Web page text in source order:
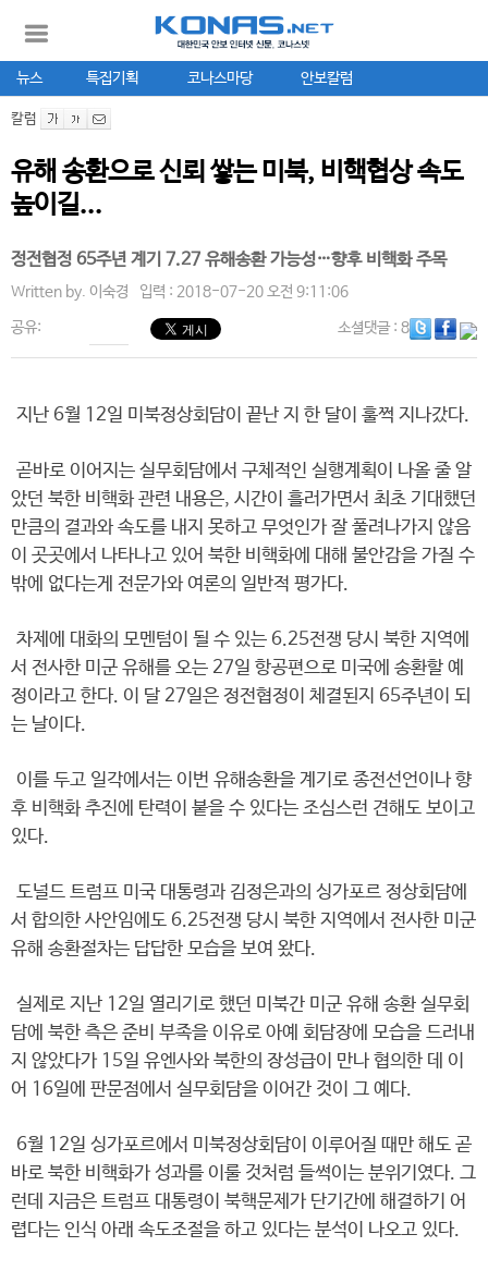
뉴스 특집기획 코나스마당 안보칼럼
칼럼
유해 송환으로 신뢰 쌓는 미북, 비핵협상 속도
높이길...
정전협정 65주년 계기 7.27 유해송환 가능성…향후 비핵화 주목
Written by. 이숙경 입력 : 2018-07-20 오전 9:11:06
공유: 소셜댓글: 8
지난 6월 12일 미북정상회담이 끝난 지 한 달이 훌쩍 지나갔다.
곧바로 이어지는 실무회담에서 구체적인 실행계획이 나올 줄 알
았던 북한 비핵화 관련 내용은, 시간이 흘러가면서 최초 기대했던
만큼의 결과와 속도를 내지 못하고 무엇인가 잘 풀려나가지 않음
이 곳곳에서 나타나고 있어 북한 비핵화에 대해 불안감을 가질 수
밖에 없다는게 전문가와 여론의 일반적 평가다.
차제에 대화의 모멘텀이 될 수 있는 6.25전쟁 당시 북한 지역에
서 전사한 미군 유해를 오는 27일 항공편으로 미국에 송환할 예
정이라고 한다. 이 달 27일은 정전협정이 체결된지 65주년이 되
는 날이다.
이를 두고 일각에서는 이번 유해송환을 계기로 종전선언이나 향
후 비핵화 추진에 탄력이 붙을 수 있다는 조심스런 견해도 보이고
있다.
도널드 트럼프 미국 대통령과 김정은과의 싱가포르 정상회담에
서 합의한 사안임에도 6.25전쟁 당시 북한 지역에서 전사한 미군
유해 송환절차는 답답한 모습을 보여 왔다.
실제로 지난 12일 열리기로 했던 미북간 미군 유해 송환 실무회
담에 북한 측은 준비 부족을 이유로 아예 회담장에 모습을 드러내
지 않았다가 15일 유엔사와 북한의 장성급이 만나 협의한 데 이
어 16일에 판문점에서 실무회담을 이어간 것이 그 예다.
6월 12일 싱가포르에서 미북정상회담이 이루어질 때만 해도 곧
바로 북한 비핵화가 성과를 이룰 것처럼 들썩이는 분위기였다. 그
런데 지금은 트럼프 대통령이 북핵문제가 단기간에 해결하기 어
렵다는 인식 아래 속도조절을 하고 있다는 분석이 나오고 있다.